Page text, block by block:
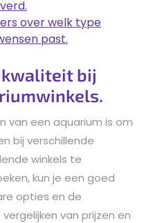
over welk type
past.
kwaliteit bij
van een aquarium is om
bij verschillende
winkels te
kun je een goed
opties en de
van prijzen en